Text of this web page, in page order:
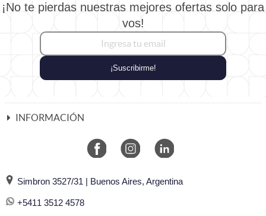
¡No te pierdas nuestras mejores ofertas solo para
vos!
¡Suscribirme!
INFORMACIÓN
Simbron 3527/31 | Buenos Aires, Argentina
+5411 3512 4578